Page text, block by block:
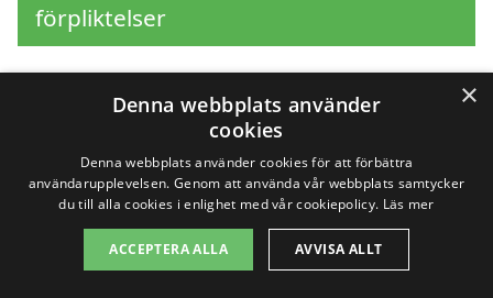
förpliktelser
Sök efter en
professionell för
takbyte i andra städer
×
Denna webbplats använder
cookies
Denna webbplats använder cookies för att förbättra
användarupplevelsen. Genom att använda vår webbplats samtycker
du till alla cookies i enlighet med vår cookiepolicy. Läs mer
ACCEPTERA ALLA AVVISA ALLT